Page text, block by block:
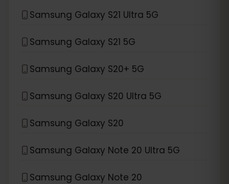
Samsung Galaxy S21 Ultra 5G
Samsung Galaxy S21 5G
Samsung Galaxy S20+ 5G
Samsung Galaxy S20 Ultra 5G
Samsung Galaxy S20
Samsung Galaxy Note 20 Ultra 5G
Samsung Galaxy Note 20